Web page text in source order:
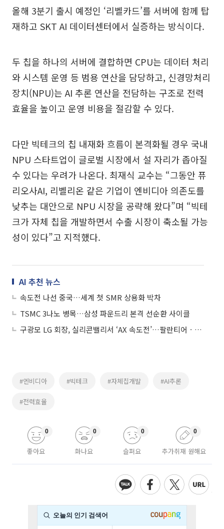
올해 3분기 출시 예정인 ‘리벨카드’를 서버에 함께 탑
재하고 SKT AI 데이터센터에서 실증하는 방식이다.
두 칩을 하나의 서버에 결합하면 CPU는 데이터 처리
와 시스템 운영 등 범용 연산을 담당하고, 신경망처리
장치(NPU)는 AI 추론 연산을 전담하는 구조로 전력
효율을 높이고 운영 비용을 절감할 수 있다.
다만 빅테크의 칩 내재화 흐름이 본격화될 경우 국내
NPU 스타트업이 글로벌 시장에서 설 자리가 좁아질
수 있다는 우려가 나온다. 최재식 교수는 “그동안 퓨
리오사AI, 리벨리온 같은 기업이 엔비디아 의존도를
낮추는 대안으로 NPU 시장을 공략해 왔다”며 “빅테
크가 자체 칩을 개발하면서 수출 시장이 축소될 가능
성이 있다”고 지적했다.
AI 추천 뉴스
속도전 나선 중국…세계 첫 SMR 상용화 박차
TSMC 3나노 병목…삼성 파운드리 본격 선순환 사이클
구광모 LG 회장, 실리콘밸리서 ‘AX 속도전’…팔란티어ㆍ스킬드AI 연쇄 접촉
#엔비디아 #빅테크 #자체칩개발 #AI추론
#전력효율
좋아요
0
화나요
0
슬퍼요
0
추가취재 원해요
0